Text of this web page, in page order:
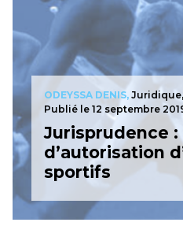
ODEYSSA DENIS, Juridique,
Publié le 12 septembre
Jurisprudence :
d’autorisation
sportifs